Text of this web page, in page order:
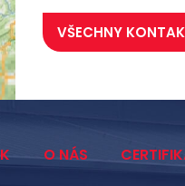
VŠECHNY
O NÁS